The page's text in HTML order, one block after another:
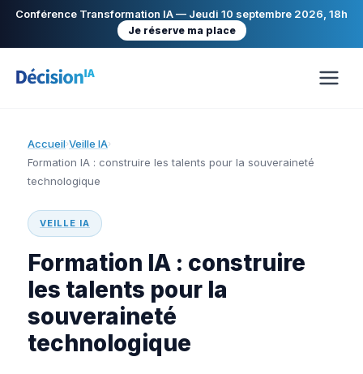
Conférence Transformation IA — Jeudi 10 septembre 2026, 18h
Je réserve ma place
Accueil›Veille IA›
Formation IA : construire les talents pour la souveraineté
technologique
VEILLE IA
Formation IA : construire
les talents pour la
souveraineté
technologique